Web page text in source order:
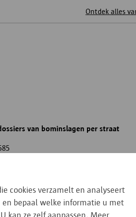
Ontdek alles
van bominslagen per straat
Reeks
Archiefvormer: Plaatselijk
cookies verzamelt en analyseert
en bepaal welke informatie u met